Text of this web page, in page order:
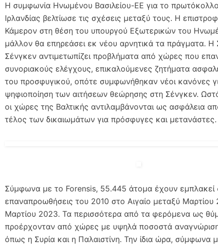
Η συμφωνία Ηνωμένου Βασιλείου-ΕΕ για το
Ιρλανδίας βελτίωσε τις σχέσεις μεταξύ τους. Η
Κάμερον στη θέση του υπουργού Εξωτερικών του
μάλλον θα επηρεάσει εκ νέου αρνητικά τα πράγματα. Η
Σένγκεν αντιμετωπίζει προβλήματα από χώρες που
συνοριακούς ελέγχους, επικαλούμενες ζητήματα
του προσφυγικού, οπότε συμφωνήθηκαν νέοι κανόνες
ψηφιοποίηση των αιτήσεων θεώρησης στη Σένγκεν.
οι χώρες της Βαλτικής αντιλαμβάνονται ως ασφάλεια
τέλος των δικαιωμάτων για πρόσφυγες και μετανάστες.
Σύμφωνα με το Forensis, 55.445 άτομα έχουν εμπλακεί
επαναπροωθήσεις του 2010 στο Αιγαίο μεταξύ Μαρτίου
Μαρτίου 2023. Τα περισσότερα από τα φερόμενα ως
προέρχονταν από χώρες με υψηλά ποσοστά
όπως η Συρία και η Παλαιστίνη. Την ίδια ώρα, σύμφωνα